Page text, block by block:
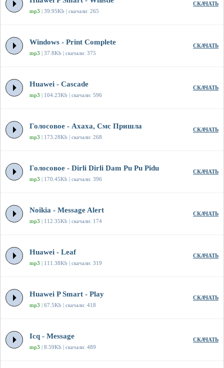
mp3 | 39.95Kb | скачали: 265
СКАЧАТЬ
Windows - Print Complete
mp3 | 37.8Kb | скачали: 375
СКАЧАТЬ
Huawei - Cascade
mp3 | 104.23Kb | скачали: 596
СКАЧАТЬ
Голосовое - Ахаха, Смс Пришла
mp3 | 173.28Kb | скачали: 268
СКАЧАТЬ
Голосовое - Dirli Dirli Dam Pu Pu Pidu
mp3 | 170.45Kb | скачали: 396
СКАЧАТЬ
Noikia - Message Alert
mp3 | 112.35Kb | скачали: 174
СКАЧАТЬ
Huawei - Leaf
mp3 | 111.38Kb | скачали: 319
СКАЧАТЬ
Huawei P Smart - Play
mp3 | 67.5Kb | скачали: 418
СКАЧАТЬ
Icq - Message
mp3 | 8.59Kb | скачали: 489
СКАЧАТЬ